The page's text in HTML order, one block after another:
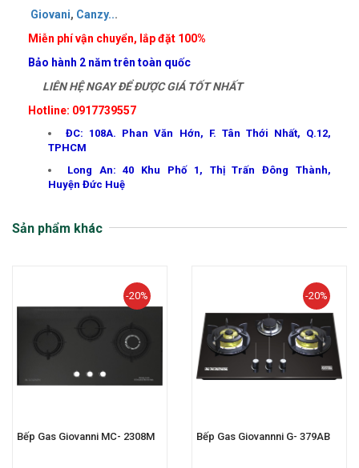
Giovani, Canzy...
Miễn phí vận chuyển, lắp đặt 100%
Bảo hành 2 năm trên toàn quốc
LIÊN HỆ NGAY ĐỂ ĐƯỢC GIÁ TỐT NHẤT
Hotline: 0917739557
ĐC: 108A. Phan Văn Hớn, F. Tân Thới Nhất, Q.12,
TPHCM
Long An: 40 Khu Phố 1, Thị Trấn Đông Thành,
Huyện Đức Huệ
Sản phẩm khác
-20%
Bếp Gas Giovanni MC- 2308M
-20%
Bếp Gas Giovannni G- 379AB